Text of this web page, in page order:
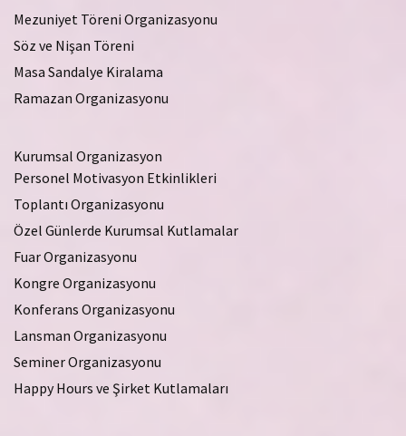
Mezuniyet Töreni Organizasyonu
Söz ve Nişan Töreni
Masa Sandalye Kiralama
Ramazan Organizasyonu
Kurumsal Organizasyon
Personel Motivasyon Etkinlikleri
Toplantı Organizasyonu
Özel Günlerde Kurumsal Kutlamalar
Fuar Organizasyonu
Kongre Organizasyonu
Konferans Organizasyonu
Lansman Organizasyonu
Seminer Organizasyonu
Happy Hours ve Şirket Kutlamaları